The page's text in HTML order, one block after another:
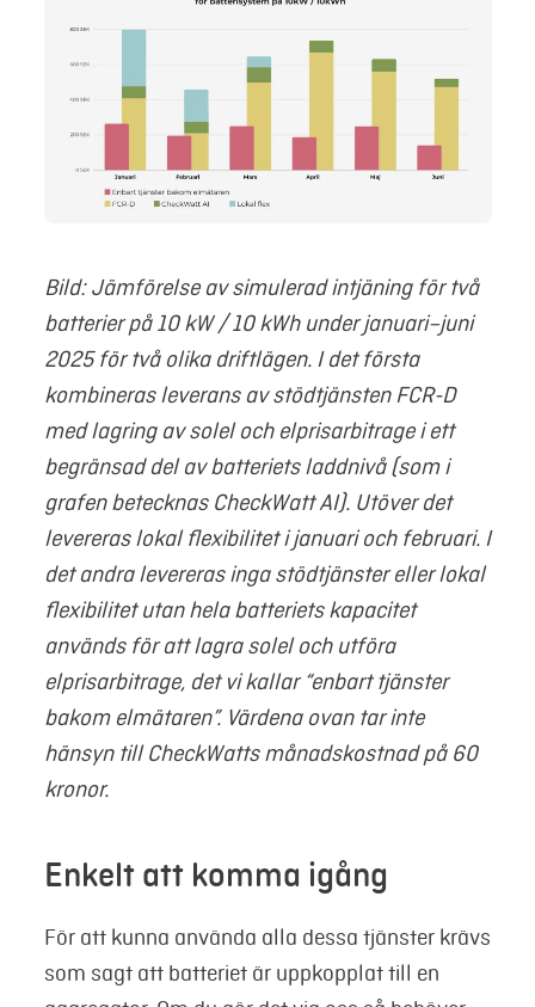
Bild: Jämförelse av simulerad intjäning för två
batterier på 10 kW / 10 kWh under januari–juni
2025 för två olika driftlägen. I det första
kombineras leverans av stödtjänsten FCR-D
med lagring av solel och elprisarbitrage i ett
begränsad del av batteriets laddnivå (som i
grafen betecknas CheckWatt AI). Utöver det
levereras lokal flexibilitet i januari och februari. I
det andra levereras inga stödtjänster eller lokal
flexibilitet utan hela batteriets kapacitet
används för att lagra solel och utföra
elprisarbitrage, det vi kallar “enbart tjänster
bakom elmätaren”. Värdena ovan tar inte
hänsyn till CheckWatts månadskostnad på 60
kronor.
Enkelt att komma igång
För att kunna använda alla dessa tjänster krävs
som sagt att batteriet är uppkopplat till en